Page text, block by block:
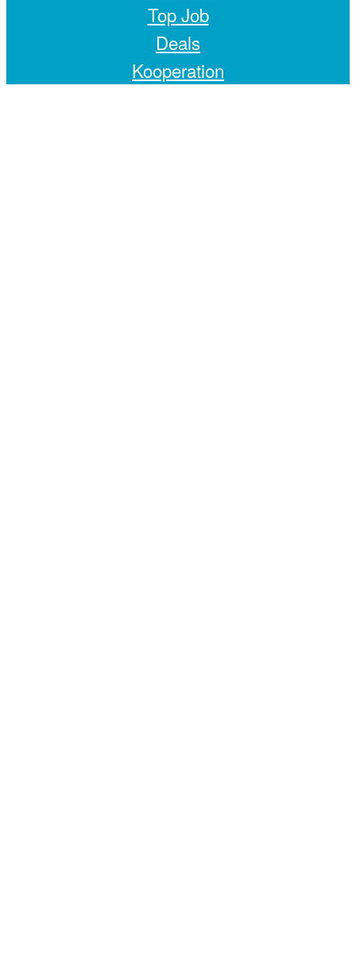
Top Job
Deals
Kooperation